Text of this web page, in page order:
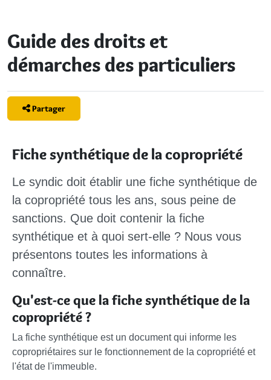
Guide des droits et
démarches des particuliers
Partager
Fiche synthétique de la copropriété
Le syndic doit établir une fiche synthétique de
la copropriété tous les ans, sous peine de
sanctions. Que doit contenir la fiche
synthétique et à quoi sert-elle ? Nous vous
présentons toutes les informations à
connaître.
Qu'est-ce que la fiche synthétique de la
copropriété ?
La fiche synthétique est un document qui informe les
copropriétaires sur le fonctionnement de la copropriété et
l'état de l'immeuble.